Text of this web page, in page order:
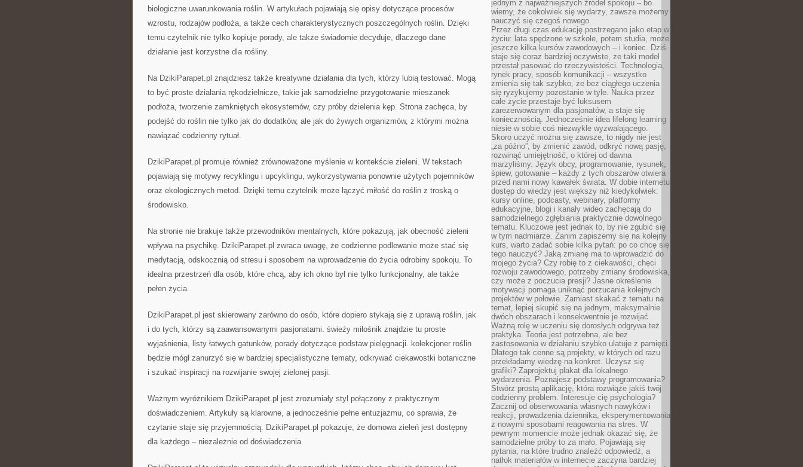
biologiczne uwarunkowania roślin. W artykułach pojawiają się opisy dotyczące procesów
wzrostu, rodzajów podłoża, a także cech charakterystycznych poszczególnych roślin. Dzięki
temu czytelnik nie tylko kopiuje porady, ale także świadomie decyduje, dlaczego dane
działanie jest korzystne dla rośliny.
Na DzikiParapet.pl znajdziesz także kreatywne działania dla tych, którzy lubią testować. Mogą
to być proste działania rękodzielnicze, takie jak samodzielne przygotowanie mieszanek
podłoża, tworzenie zamkniętych ekosystemów, czy próby dzielenia kęp. Strona zachęca, by
podejść do roślin nie tylko jak do dodatków, ale jak do żywych organizmów, z którymi można
nawiązać codzienny rytuał.
DzikiParapet.pl promuje również zrównoważone myślenie w kontekście zieleni. W tekstach
pojawiają się motywy recyklingu i upcyklingu, wykorzystywania ponownie użytych pojemników
oraz ekologicznych metod. Dzięki temu czytelnik może łączyć miłość do roślin z troską o
środowisko.
Na stronie nie brakuje także przewodników mentalnych, które pokazują, jak obecność zieleni
wpływa na psychikę. DzikiParapet.pl zwraca uwagę, że codzienne podlewanie może stać się
medytacją, odskocznią od stresu i sposobem na wprowadzenie do życia odrobiny spokoju. To
idealna przestrzeń dla osób, które chcą, aby ich okno był nie tylko funkcjonalny, ale także
pełen życia.
DzikiParapet.pl jest skierowany zarówno do osób, które dopiero stykają się z uprawą roślin, jak
i do tych, którzy są zaawansowanymi pasjonatami. świeży miłośnik znajdzie tu proste
wyjaśnienia, listy łatwych gatunków, porady dotyczące podstaw pielęgnacji. kolekcjoner roślin
będzie mógł zanurzyć się w bardziej specjalistyczne tematy, odkrywać ciekawostki botaniczne
i szukać inspiracji na rozwijanie swojej zielonej pasji.
Ważnym wyróżnikiem DzikiParapet.pl jest zrozumiały styl połączony z praktycznym
doświadczeniem. Artykuły są klarowne, a jednocześnie pełne entuzjazmu, co sprawia, że
czytanie staje się przyjemnością. DzikiParapet.pl pokazuje, że domowa zieleń jest dostępny
dla każdego – niezależnie od doświadczenia.
jednym z najważniejszych źródeł spokoju – bo
wiemy, że cokolwiek się wydarzy, zawsze możemy
nauczyć się czegoś nowego.
Przez długi czas edukację postrzegano jako etap w
życiu: lata spędzone w szkole, potem studia, może
jeszcze kilka kursów zawodowych – i koniec. Dziś
staje się coraz bardziej oczywiste, że taki model
przestał pasować do rzeczywistości. Technologia,
rynek pracy, sposób komunikacji – wszystko
zmienia się tak szybko, że bez ciągłego uczenia
się ryzykujemy pozostanie w tyle. Nauka przez
całe życie przestaje być luksusem
zarezerwowanym dla pasjonatów, a staje się
koniecznością. Jednocześnie idea lifelong learning
niesie w sobie coś niezwykle wyzwalającego.
Skoro uczyć można się zawsze, to nigdy nie jest
„za późno”, by zmienić zawód, odkryć nową pasję,
rozwinąć umiejętność, o której od dawna
marzyliśmy. Język obcy, programowanie, rysunek,
śpiew, gotowanie – każdy z tych obszarów otwiera
przed nami nowy kawałek świata. W dobie internetu
dostęp do wiedzy jest większy niż kiedykolwiek:
kursy online, podcasty, webinary, platformy
edukacyjne, blogi i kanały wideo zachęcają do
samodzielnego zgłębiania praktycznie dowolnego
tematu. Kluczowe jest jednak to, by nie zgubić się
w tym nadmiarze. Zanim zapiszemy się na kolejny
kurs, warto zadać sobie kilka pytań: po co chcę się
tego nauczyć? Jaką zmianę ma to wprowadzić do
mojego życia? Czy robię to z ciekawości, chęci
rozwoju zawodowego, potrzeby zmiany środowiska,
czy może z poczucia presji? Jasne określenie
motywacji pomaga uniknąć porzucania kolejnych
projektów w połowie. Zamiast skakać z tematu na
temat, lepiej skupić się na jednym, maksymalnie
dwóch obszarach i konsekwentnie je rozwijać.
Ważną rolę w uczeniu się dorosłych odgrywa też
praktyka. Teoria jest potrzebna, ale bez
zastosowania w działaniu szybko ulatuje z pamięci.
Dlatego tak cenne są projekty, w których od razu
przekładamy wiedzę na konkret. Uczysz się
grafiki? Zaprojektuj plakat dla lokalnego
wydarzenia. Poznajesz podstawy programowania?
Stwórz prostą aplikację, która rozwiąże jakiś twój
codzienny problem. Interesuje cię psychologia?
Zacznij od obserwowania własnych nawyków i
reakcji, prowadzenia dziennika, eksperymentowania
z nowymi sposobami reagowania na stres. W
pewnym momencie może jednak okazać się, że
samodzielne próby to za mało. Pojawiają się
pytania, na które trudno znaleźć odpowiedź, a
natłok materiałów w internecie zaczyna bardziej